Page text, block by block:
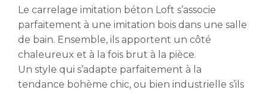
Le carrelage imitation béton Loft s’associe
parfaitement à une imitation bois dans une salle
de bain. Ensemble, ils apportent un côté
chaleureux et à la fois brut à la pièce.
Un style qui s’adapte parfaitement à la
tendance bohème chic, ou bien industrielle s’ils